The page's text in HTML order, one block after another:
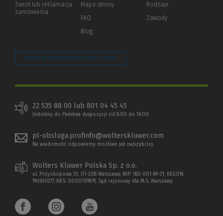
innej
Zwrot lub reklamacja
zamówienia
Mapa strony
FAQ
Blog
Rodzaje
Zawody
Zarządzaj preferencjami plików cookie
22 535 88 00 lub 801 04 45 45
Jesteśmy do Państwa dyspozycji od 8:00 do 16:00
pl-obsluga.profinfo@wolterskluwer.com
Na wiadomość odpowiemy możliwe jak najszybciej.
Wolters Kluwer Polska Sp. z o.o.
ul. Przyokopowa 33, 01-208 Warszawa; NIP: 583-001-89-31, REGON:
190610277, KRS: 0000709879, Sąd rejonowy dla M.S. Warszawy